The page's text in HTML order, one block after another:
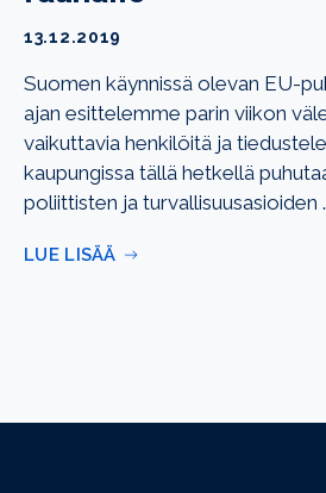
13.12.2019
Suomen käynnissä olevan EU-
ajan esittelemme parin viikon
vaikuttavia henkilöitä ja
kaupungissa tällä hetkellä
poliittisten ja turvallisuusasioiden
LUE LISÄÄ